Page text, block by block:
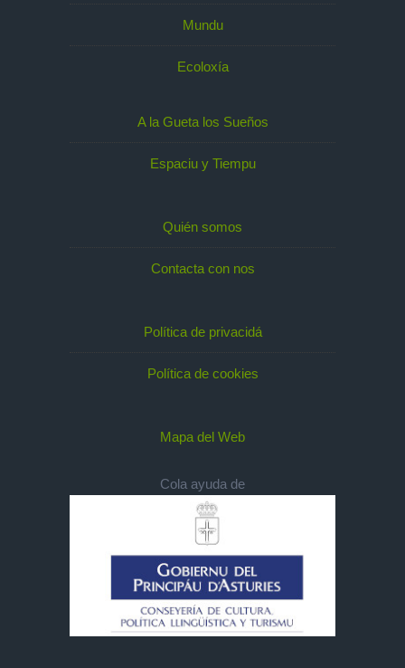
Mundu
Ecoloxía
A la Gueta los Sueños
Espaciu y Tiempu
Quién somos
Contacta con nos
Política de privacidá
Política de cookies
Mapa del Web
Cola ayuda de